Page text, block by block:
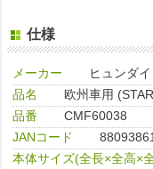
仕様
メーカー
ヒュンダイ
品名
欧州車用
品番
CMF60038
JANコード
本体サイズ(全長×全高×